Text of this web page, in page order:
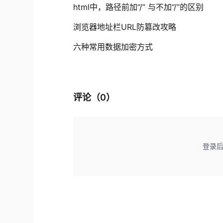
html中，路径前加“/” 与不加“/”的区别
浏览器地址栏URL防篡改攻略
六种常用数据加密方式
评论（0）
登录